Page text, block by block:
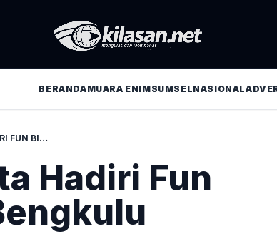
BERANDAMUARA ENIMSUMSELNASIONAL
1500 PESERTA HADIRI FUN BIKE SMSI BENGKULU
Hadiri Fun